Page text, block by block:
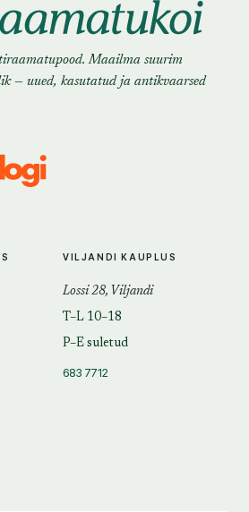
Maailma suurim
— uued, kasutatud ja antikvaarsed
VILJANDI KAUPLUS
Lossi 28, Viljandi
T–L 10–18
P–E suletud
683 7712